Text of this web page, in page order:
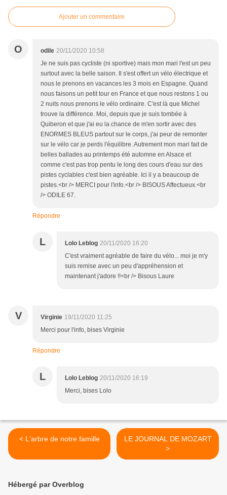
Ajouter un commentaire
O odile 20/11/2020 10:58
Je ne suis pas cycliste (ni sportive) mais mon mari l'est un peu
surtout avec la belle saison. Il s'est offert un vélo électrique et
nous le prenons en vacances les 3 mois en Espagne. Quand
nous faisons un petit tour en France et que nous restons 1 ou
2 nuits nous prenons le vélo ordinaire. C'est là que Michel
trouve la différence. Moi, depuis que je suis tombée à
Quiberon et que j'ai eu la chance de m'en sortir avec des
ENORMES BLEUS partout sur le corps, j'ai peur de remonter
sur le vélo car je perds l'équilibre. Autrement mon mari fait de
belles ballades au printemps été automne en Alsace et
comme c'est pas trop pentu le long des cours d'eau sur des
pistes cyclables c'est bien agréable. Ici il y a beaucoup de
pistes.<br /> MERCI pour l'info.<br /> BISOUS Affectueux.<br
/> ODILE 67.
Répondre
L Lolo Leblog 20/11/2020 16:20
C'est vraiment agréable de faire du vélo... moi je m'y
suis remise avec un peu d'appréhension et
maintenant j'adore !!<br /> Bisous Laure
V Virginie 19/11/2020 11:25
Merci pour l'info, bises Virginie
Répondre
L Lolo Leblog 20/11/2020 16:19
Merci, bises Lolo
< L'arbre de notre famille
LE JOURNAL DE MOZART
>
Hébergé par Overblog